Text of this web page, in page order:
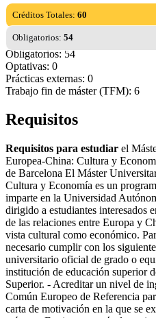
Créditos Totales: 60
Obligatorios: 54
Obligatorios: 54
Optativas: 0
Prácticas externas: 0
Trabajo fin de máster (TFM): 6
Requisitos
Requisitos para estudiar el
Europea-China: Cultura y
de Barcelona El Máster
Cultura y Economía es un
imparte en la Universidad
dirigido a estudiantes interesados
de las relaciones entre Europa y
vista cultural como económico.
necesario cumplir con los
universitario oficial de grado o
institución de educación superior
Superior. - Acreditar un nivel de
Común Europeo de Referencia
carta de motivación en la que se